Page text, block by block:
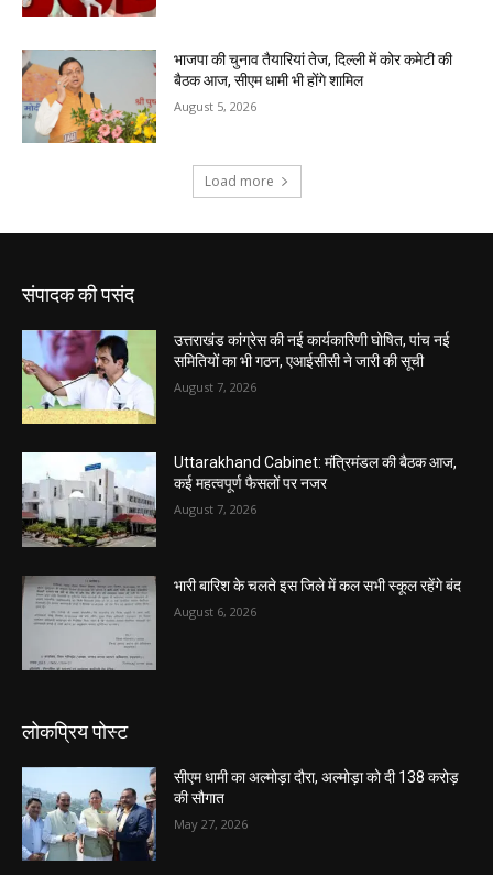
संपादक की पसंद
उत्तराखंड कांग्रेस की नई कार्यकारिणी घोषित, पांच नई
समितियों का भी गठन, एआईसीसी ने जारी की सूची
August 7, 2026
Uttarakhand Cabinet: मंत्रिमंडल की बैठक आज,
कई महत्वपूर्ण फैसलों पर नजर
August 7, 2026
भारी बारिश के चलते इस जिले में कल सभी स्कूल रहेंगे बंद
August 6, 2026
लोकप्रिय पोस्ट
सीएम धामी का अल्मोड़ा दौरा, अल्मोड़ा को दी 138 करोड़
की सौगात
May 27, 2026